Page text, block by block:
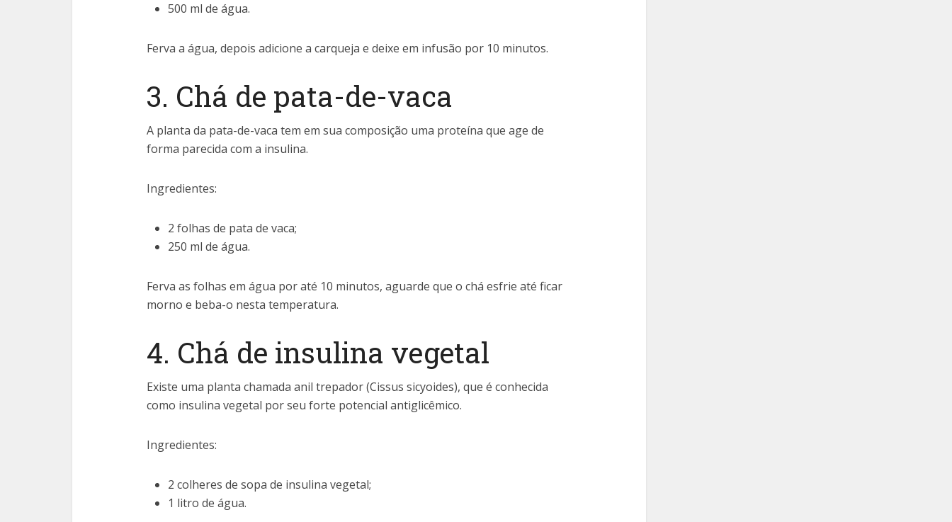
500 ml de água.
Ferva a água, depois adicione a carqueja e deixe em infusão por 10 minutos.
3. Chá de pata-de-vaca
A planta da pata-de-vaca tem em sua composição uma proteína que age de
forma parecida com a insulina.
Ingredientes:
2 folhas de pata de vaca;
250 ml de água.
Ferva as folhas em água por até 10 minutos, aguarde que o chá esfrie até ficar
morno e beba-o nesta temperatura.
4. Chá de insulina vegetal
Existe uma planta chamada anil trepador (Cissus sicyoides), que é conhecida
como insulina vegetal por seu forte potencial antiglicêmico.
Ingredientes:
2 colheres de sopa de insulina vegetal;
1 litro de água.